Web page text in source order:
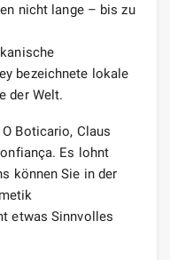
nicht lange – bis zu
bezeichnete lokale
der Welt.
Boticario, Claus
Es lohnt
können Sie in der
etwas Sinnvolles